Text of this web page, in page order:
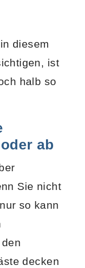
diesem
ist
halb so
ab
Sie nicht
so kann
decken